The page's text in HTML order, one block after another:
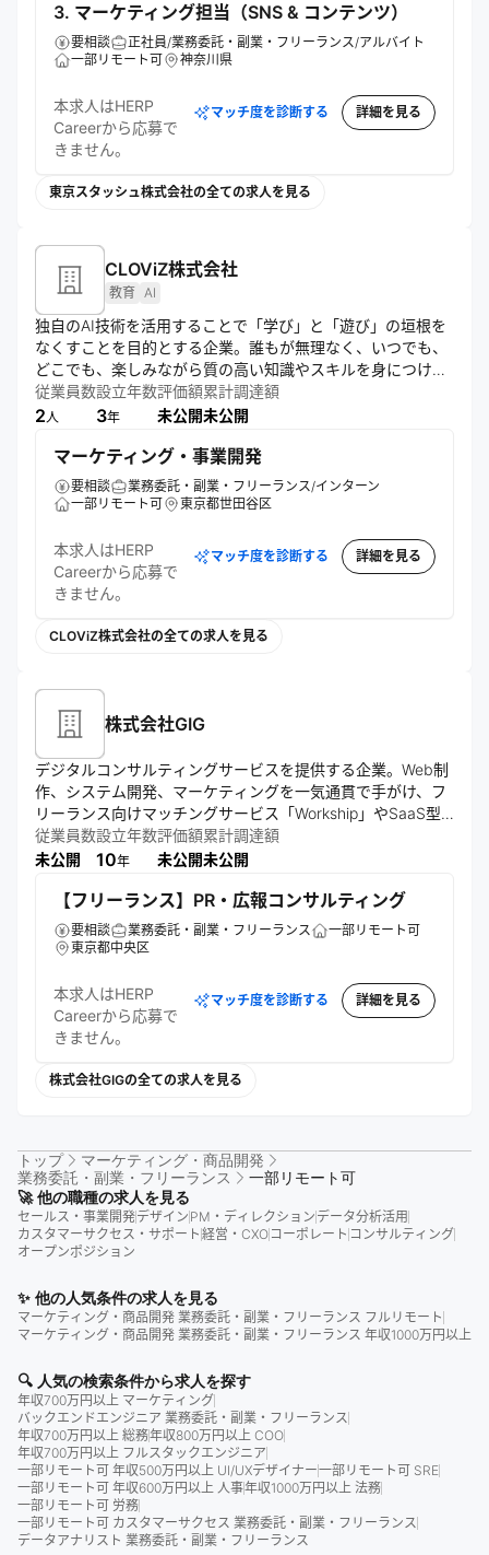
ビスを通じて、顧客と社会の持続的な成長に貢献している。
3. マーケティング担当（SNS & コンテンツ）
要相談
正社員/業務委託・副業・フリーランス/アルバイト
一部リモート可
神奈川県
本求人はHERP
Careerから応募で
きません。
マッチ度を診断する 詳細を見る
東京スタッシュ株式会社の全ての求人を見る
CLOViZ株式会社
教育 AI
独自のAI技術を活用することで「学び」と「遊び」の垣根を
なくすことを目的とする企業。誰もが無理なく、いつでも、
どこでも、楽しみながら質の高い知識やスキルを身につけら
れる体験の創造を目指す。
従業員数
2人
設立年数
3年
評価額
未公開
累計調達額
未公開
マーケティング・事業開発
要相談
業務委託・副業・フリーランス/インターン
一部リモート可
東京都世田谷区
本求人はHERP
Careerから応募で
きません。
マッチ度を診断する 詳細を見る
CLOViZ株式会社の全ての求人を見る
株式会社GIG
デジタルコンサルティングサービスを提供する企業。Web制
作、システム開発、マーケティングを一気通貫で手がけ、フ
リーランス向けマッチングサービス「Workship」やSaaS型
CMS「LeadGrid」を運営。テクノロジーとクリエイティブ
従業員数
未公開
設立年数
10年
評価額
未公開
累計調達額
未公開
【フリーランス】PR・広報コンサルティング
要相談 業務委託・副業・フリーランス
一部リモート可
東京都中央区
本求人はHERP
Careerから応募で
きません。
マッチ度を診断する 詳細を見る
株式会社GIGの全ての求人を見る
トップ
マーケティング・商品開発
業務委託・副業・フリーランス
一部リモート可
🚀 他の職種の求人を見る
セールス・事業開発デザイン PM・ディレクション データ分析活用
カスタマーサクセス・サポート 経営・CXO コーポレート コンサルティング
オープンポジション
✨ 他の人気条件の求人を見る
マーケティング・商品開発 業務委託・副業・フリーランス フルリモート
マーケティング・商品開発 業務委託・副業・フリーランス 年収1000万円以上
🔍 人気の検索条件から求人を探す
年収700万円以上 マーケティング
バックエンドエンジニア 業務委託・副業・フリーランス
年収700万円以上 総務年収800万円以上 COO
年収700万円以上 フルスタックエンジニア
一部リモート可 年収500万円以上 UI/UXデザイナー一部リモート可 SRE
一部リモート可 年収600万円以上 人事年収1000万円以上 法務
一部リモート可 労務
一部リモート可 カスタマーサクセス 業務委託・副業・フリーランス
データアナリスト 業務委託・副業・フリーランス